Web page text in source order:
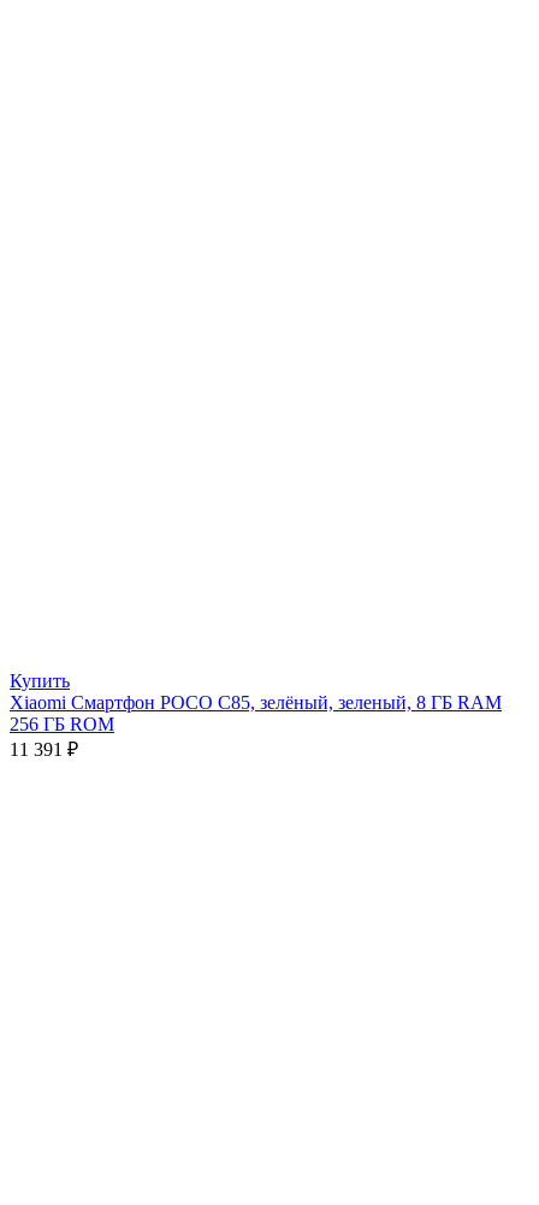
Купить
Xiaomi Смартфон POCO C85, зелёный, зеленый, 8 ГБ RAM
256 ГБ ROM
11 391 ₽